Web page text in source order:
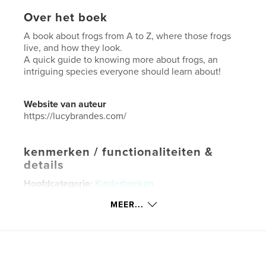
Over het boek
A book about frogs from A to Z, where those frogs
live, and how they look.
A quick guide to knowing more about frogs, an
intriguing species everyone should learn about!
Website van auteur
https://lucybrandes.com/
kenmerken / functionaliteiten &
details
Hoofdcategorie: Kinderboeken
Aanvullende categorieën Opleiding
MEER...